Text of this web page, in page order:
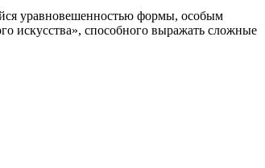
уравновешенностью формы, особым
искусства», способного выражать сложные